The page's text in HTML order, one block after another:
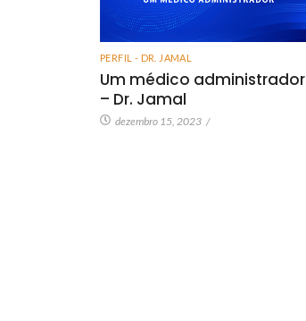
PERFIL - DR. JAMAL
Um médico administrador
– Dr. Jamal
dezembro 15, 2023 /